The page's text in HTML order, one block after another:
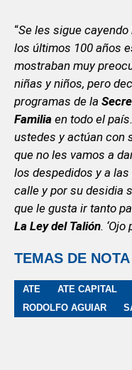
“Se les sigue
los últimos 100 años
mostraban muy
niñas y niños, pero
programas de la
Familia en todo el
ustedes y actúan con
que no les vamos a
los despedidos y a
calle y por su desidia
que le gusta ir tanto
La Ley del Talión. ‘Ojo
TEMAS DE NOTA
ATE ATE CAPITAL
RODOLFO AGUIAR